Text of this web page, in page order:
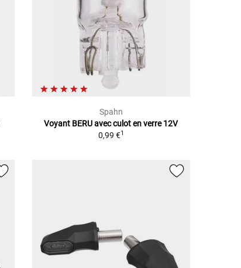
Spahn
Voyant BERU avec culot en verre 12V
0,99 €1